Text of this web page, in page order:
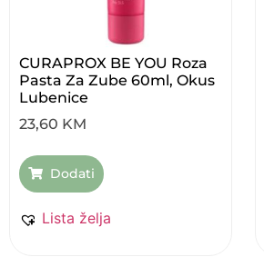
CURAPROX BE YOU Roza
Pasta Za Zube 60ml, Okus
Lubenice
23,60 KM
Dodati
Lista želja